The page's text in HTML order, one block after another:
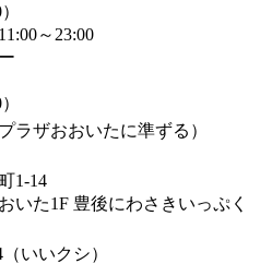
～23:00
ラザおおいたに準ずる）
1-14
いた1F 豊後にわさきいっぷく
（いいクシ）